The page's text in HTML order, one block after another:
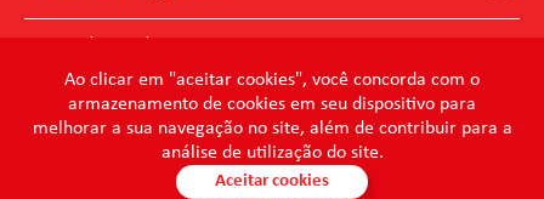
Ao clicar em "aceitar cookies", você concorda com o
armazenamento de cookies em seu dispositivo para
melhorar a sua navegação no site, além de contribuir para a
análise de utilização do site.
Aceitar cookies
Prevenir Não Dói
@mundocondor
@condorbeleza
@condorlimpeza
@condorhigienebucal
@condorpinturaimobiliaria